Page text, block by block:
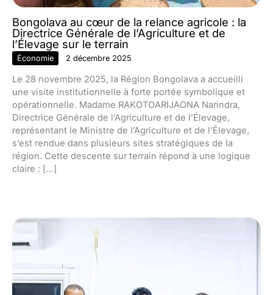
Bongolava au cœur de la relance agricole : la
Directrice Générale de l’Agriculture et de
l’Élevage sur le terrain
Économie 2 décembre 2025
Le 28 novembre 2025, la Région Bongolava a accueilli
une visite institutionnelle à forte portée symbolique et
opérationnelle. Madame RAKOTOARIJAONA Narindra,
Directrice Générale de l’Agriculture et de l’Élevage,
représentant le Ministre de l’Agriculture et de l’Élevage,
s’est rendue dans plusieurs sites stratégiques de la
région. Cette descente sur terrain répond à une logique
claire : […]